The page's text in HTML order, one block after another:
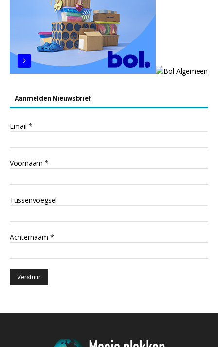
Aanmelden Nieuwsbrief
Email *
Voornaam *
Tussenvoegsel
Achternaam *